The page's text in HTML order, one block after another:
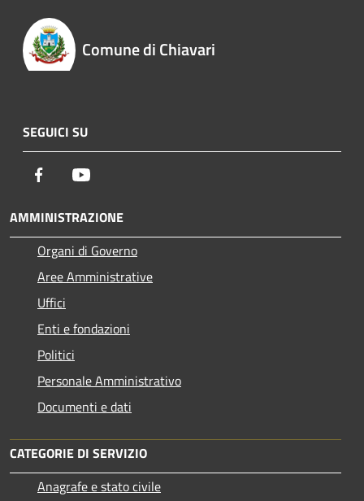
Comune di Chiavari
SEGUICI SU
Facebook
AMMINISTRAZIONE
Organi di Governo
Aree Amministrative
Uffici
Enti e fondazioni
Politici
Personale Amministrativo
Documenti e dati
CATEGORIE DI SERVIZIO
Anagrafe e stato civile